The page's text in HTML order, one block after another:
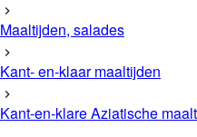
Maaltijden, salades
Kant- en-klaar maaltijden
Kant-en-klare Aziatische